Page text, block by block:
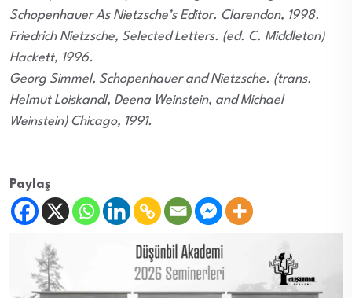
Schopenhauer As Nietzsche’s Editor. Clarendon, 1998.
Friedrich Nietzsche, Selected Letters. (ed. C. Middleton)
Hackett, 1996.
Georg Simmel, Schopenhauer and Nietzsche. (trans.
Helmut Loiskandl, Deena Weinstein, and Michael
Weinstein) Chicago, 1991.
Paylaş